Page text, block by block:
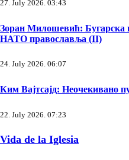
27. July 2026. 03:43
Зоран Милошевић: Бугарска
НАТО православља (II)
24. July 2026. 06:07
Ким Вајтсајд: Неочекивано
22. July 2026. 07:23
Vida de la Iglesia